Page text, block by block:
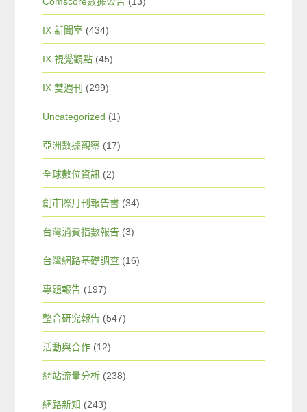
IX 新聞室 (434)
IX 視覺觀點 (45)
IX 雙週刊 (299)
Uncategorized (1)
亞洲數據觀察 (17)
全球數位資訊 (2)
創市際月刊報告書 (34)
台灣消費指數報告 (3)
台灣網路基礎調查 (16)
專題報告 (197)
整合研究報告 (547)
活動與合作 (12)
網站流量分析 (238)
網路新知 (243)